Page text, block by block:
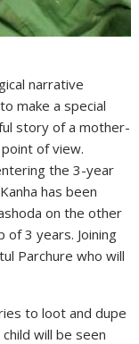
narrative
make a special
story of a mother-
of view.
the 3-year
has been
on the other
of 3 years. Joining
Parchure who will
to loot and dupe
will be seen